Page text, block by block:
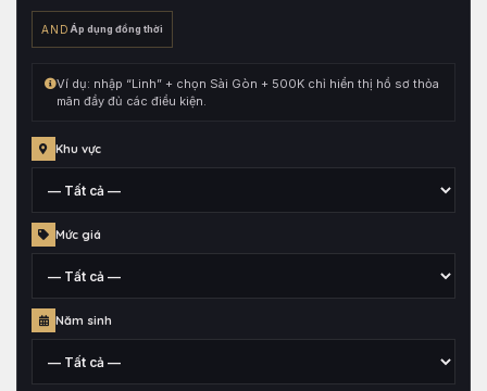
đó
kết
hợp
cùng
bộ
điều
kiện
đang
chọn.
ANDÁp dụng đồng thời
Ví dụ: nhập “Linh” + chọn Sài Gòn + 500K chỉ hiển thị hồ sơ thỏa
mãn đầy đủ các điều kiện.
Khu vực
Tỉnh,
thành
hoặc
quận
huyện
Mức giá
Mức
giá
gắn
Năm sinh